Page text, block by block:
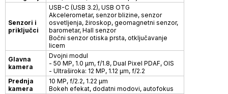
Senzori i
priključci
USB-C (USB 3.2), USB OTG
Akcelerometar, senzor blizine, senzor
osvetljenja, žiroskop, geomagnetni senzor,
barometar, Hall senzor
Bočni senzor otiska prsta, otključavanje
licem
Glavna
kamera
Dvojni modul
- 50 MP, 1.0 μm, f/1.8, Dual Pixel PDAF, OIS
- Ultraširoka: 12 MP, 1.12 μm, f/2.2
Prednja
kamera
10 MP, f/2.2, 1.22 μm
Bokeh efekat, dodatni modovi, autofokus